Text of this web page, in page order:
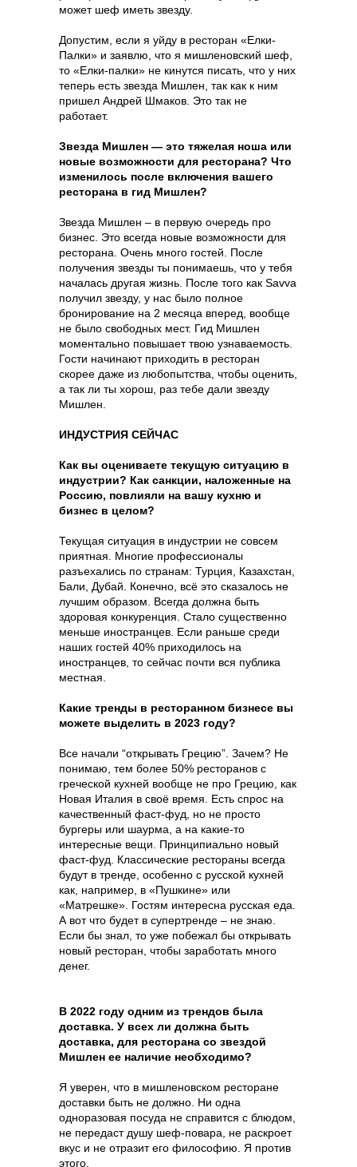
может шеф иметь звезду.
Допустим, если я уйду в ресторан «Елки-
Палки» и заявлю, что я мишленовский шеф,
то «Елки-палки» не кинутся писать, что у них
теперь есть звезда Мишлен, так как к ним
пришел Андрей Шмаков. Это так не
работает.
Звезда Мишлен — это тяжелая ноша или
новые возможности для ресторана? Что
изменилось после включения вашего
ресторана в гид Мишлен?
Звезда Мишлен – в первую очередь про
бизнес. Это всегда новые возможности для
ресторана. Очень много гостей. После
получения звезды ты понимаешь, что у тебя
началась другая жизнь. После того как Savva
получил звезду, у нас было полное
бронирование на 2 месяца вперед, вообще
не было свободных мест. Гид Мишлен
моментально повышает твою узнаваемость.
Гости начинают приходить в ресторан
скорее даже из любопытства, чтобы оценить,
а так ли ты хорош, раз тебе дали звезду
Мишлен.
ИНДУСТРИЯ СЕЙЧАС
Как вы оцениваете текущую ситуацию в
индустрии? Как санкции, наложенные на
Россию, повлияли на вашу кухню и
бизнес в целом?
Текущая ситуация в индустрии не совсем
приятная. Многие профессионалы
разъехались по странам: Турция, Казахстан,
Бали, Дубай. Конечно, всё это сказалось не
лучшим образом. Всегда должна быть
здоровая конкуренция. Стало существенно
меньше иностранцев. Если раньше среди
наших гостей 40% приходилось на
иностранцев, то сейчас почти вся публика
местная.
Какие тренды в ресторанном бизнесе вы
можете выделить в 2023 году?
Все начали “открывать Грецию”. Зачем? Не
понимаю, тем более 50% ресторанов с
греческой кухней вообще не про Грецию, как
Новая Италия в своё время. Есть спрос на
качественный фаст-фуд, но не просто
бургеры или шаурма, а на какие-то
интересные вещи. Принципиально новый
фаст-фуд. Классические рестораны всегда
будут в тренде, особенно с русской кухней
как, например, в «Пушкине» или
«Матрешке». Гостям интересна русская еда.
А вот что будет в супертренде – не знаю.
Если бы знал, то уже побежал бы открывать
новый ресторан, чтобы заработать много
денег.
В 2022 году одним из трендов была
доставка. У всех ли должна быть
доставка, для ресторана со звездой
Мишлен ее наличие необходимо?
Я уверен, что в мишленовском ресторане
доставки быть не должно. Ни одна
одноразовая посуда не справится с блюдом,
не передаст душу шеф-повара, не раскроет
вкус и не отразит его философию. Я против
этого.
Content Oriented Web
Make great presentations, longreads, and landing pages, as well as photo
stories, blogs, lookbooks, and all other kinds of content oriented projects.
8 800 700 93 20 (горячая линия) gastreet — international
restaurant show
услуги оказывает общество с ограниченной
договор оферта
оферта детского
кемпа «гастритик»